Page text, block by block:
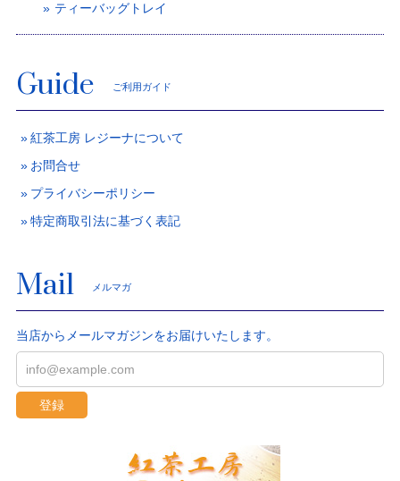
ティーバッグトレイ
Guide ご利用ガイド
紅茶工房 レジーナについて
お問合せ
プライバシーポリシー
特定商取引法に基づく表記
Mail メルマガ
当店からメールマガジンをお届けいたします。
登録